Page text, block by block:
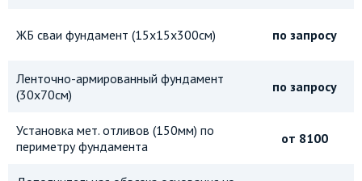
ЖБ сваи фундамент (15х15х300см) по запросу
Ленточно-армированный фундамент
(30х70см)
по запросу
Установка мет. отливов (150мм) по
периметру фундамента
от 8100